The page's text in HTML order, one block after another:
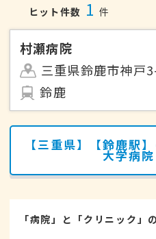
ヒット件数 1 件
村瀬病院
三重県鈴鹿市神戸
鈴鹿
【三重県】【鈴鹿駅
大学病
「病院」と「クリニック」